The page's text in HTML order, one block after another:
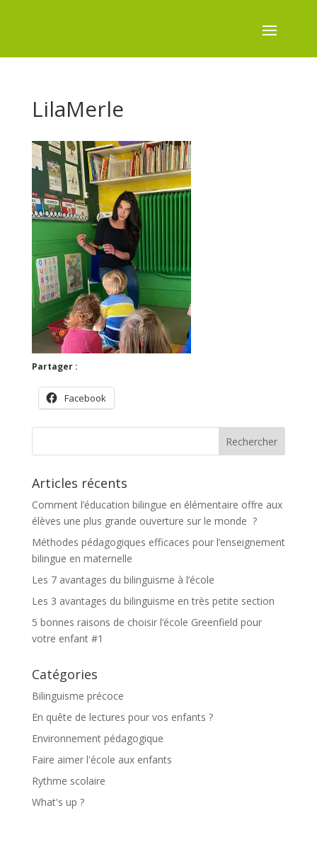
LilaMerle
Partager :
Facebook
Articles récents
Comment l’éducation bilingue en élémentaire offre aux
élèves une plus grande ouverture sur le monde ?
Méthodes pédagogiques efficaces pour l’enseignement
bilingue en maternelle
Les 7 avantages du bilinguisme à l’école
Les 3 avantages du bilinguisme en très petite section
5 bonnes raisons de choisir l’école Greenfield pour
votre enfant #1
Catégories
Bilinguisme précoce
En quête de lectures pour vos enfants ?
Environnement pédagogique
Faire aimer l'école aux enfants
Rythme scolaire
What's up ?